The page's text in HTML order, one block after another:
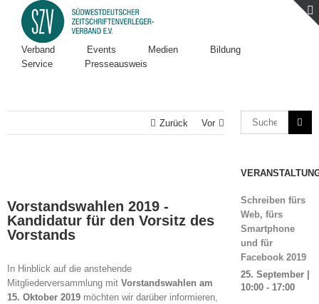
Verband Events Medien
Bildung
Service
Presseausweis
Zurück Vor
Bild
Vorstandswahlen 2019 -
Kandidatur für den Vorsitz des
Vorstands
In Hinblick auf die anstehende
Mitgliederversammlung mit Vorstandswahlen am
15. Oktober 2019 möchten wir darüber informieren,
Schreiben fürs
Web, fürs
Smartphone
und für
Facebook 2019
25. September |
10:00- 17:00